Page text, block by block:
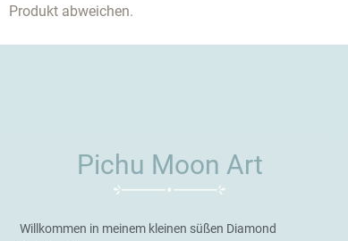
Produkt abweichen.
Pichu Moon Art
Willkommen in meinem kleinen süßen Diamond